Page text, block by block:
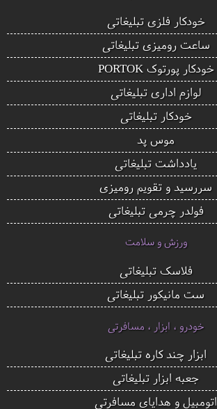
خودکار فلزی تبلیغاتی
ساعت رومیزی تبلیغاتی
خودکار پورتوک PORTOK
لوازم اداری تبلیغاتی
خودکار تبلیغاتی
موس پد
یادداشت تبلیغاتی
سررسید و تقویم رومیزی
فولدر چرمی تبلیغاتی
ورزش و سلامت
فلاسک تبلیغاتی
ست مانیکور تبلیغاتی
خودرو ، ابزار ، مسافرتی
ابزار چند کاره تبلیغاتی
جعبه ابزار تبلیغاتی
اتومبیل و هدایای مسافرتی